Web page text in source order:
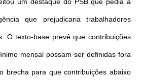
que prejudicaria trabalhadores
O texto-base prevê que contribuições
mensal possam ser definidas fora
brecha para que contribuições abaixo